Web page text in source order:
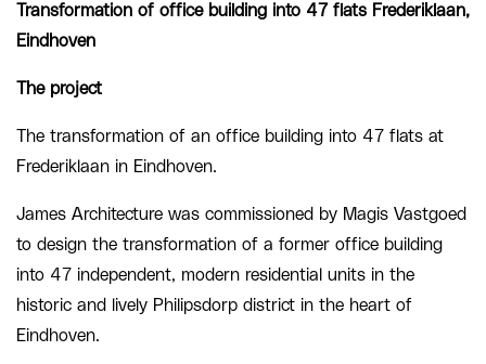
Transformation of office building into 47 flats Frederiklaan,
Eindhoven
The project
The transformation of an office building into 47 flats at
Frederiklaan in Eindhoven.
James Architecture was commissioned by Magis Vastgoed
to design the transformation of a former office building
into 47 independent, modern residential units in the
historic and lively Philipsdorp district in the heart of
Eindhoven.